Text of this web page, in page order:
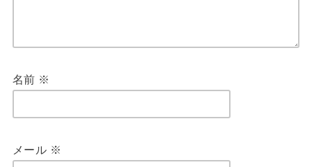
名前 ※
メール ※